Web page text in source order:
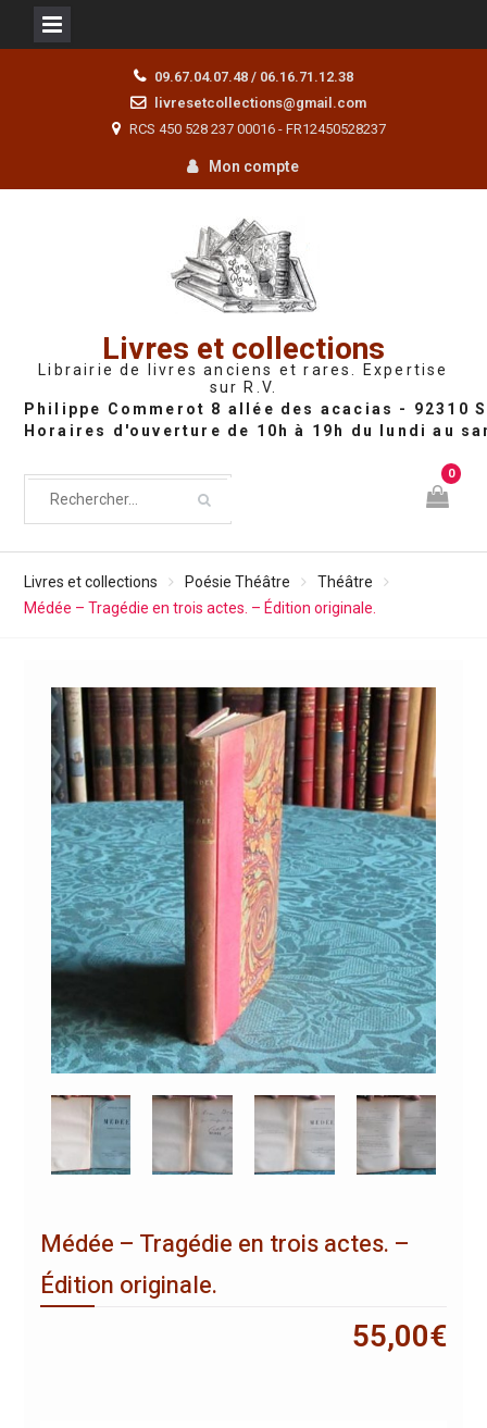
09.67.04.07.48 / 06.16.71.12.38
livresetcollections@gmail.com
RCS 450 528 237 00016 - FR12450528237
Mon compte
Livres et collections
Librairie de livres anciens et rares. Expertise
sur R.V.
0
Livres et collections Poésie Théâtre
Théâtre
Médée – Tragédie en trois actes. – Édition originale.
Médée – Tragédie en trois actes. –
Édition originale.
55,00€